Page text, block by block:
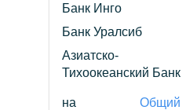
Банк Инго
Банк Уралсиб
Азиатско-
Тихоокеанский Банк
на
Общий